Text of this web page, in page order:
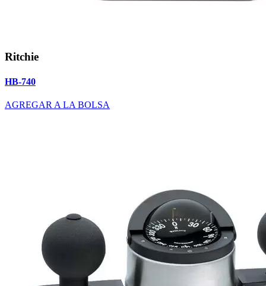
Ritchie
HB-740
AGREGAR A LA BOLSA